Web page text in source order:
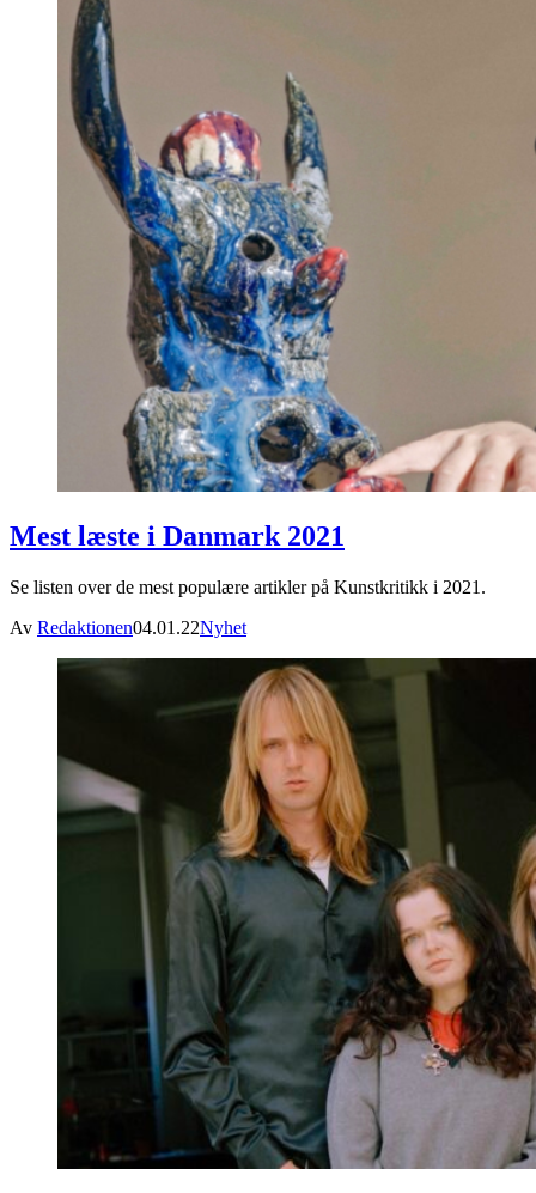
Mest læste i Danmark 2021
Se listen over de mest populære artikler på Kunstkritikk i 2021.
Av Redaktionen04.01.22Nyhet